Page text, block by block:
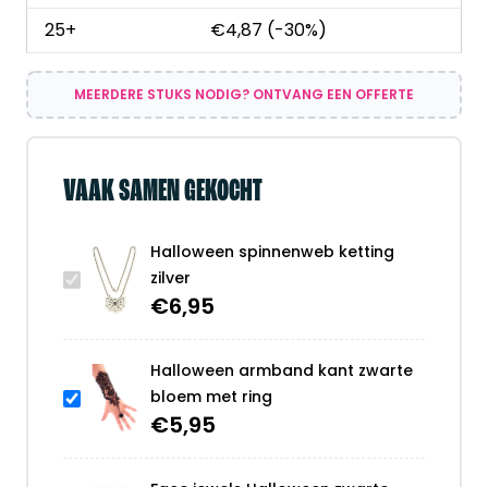
25+
€4,87 (-30%)
MEERDERE STUKS NODIG? ONTVANG EEN OFFERTE
VAAK SAMEN GEKOCHT
Halloween spinnenweb ketting
zilver
€6,95
Halloween armband kant zwarte
bloem met ring
€5,95